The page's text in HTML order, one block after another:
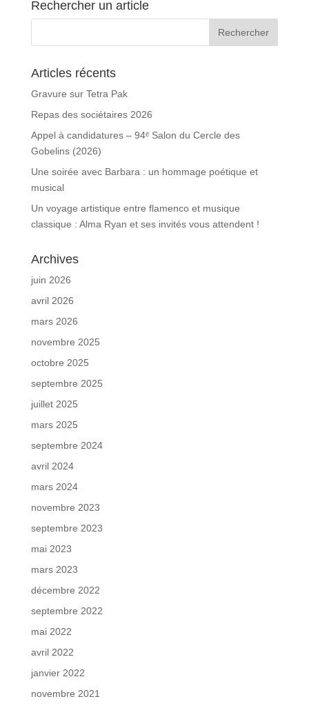
Rechercher un article
Articles récents
Gravure sur Tetra Pak
Repas des sociétaires 2026
Appel à candidatures – 94ᵉ Salon du Cercle des
Gobelins (2026)
Une soirée avec Barbara : un hommage poétique et
musical
Un voyage artistique entre flamenco et musique
classique : Alma Ryan et ses invités vous attendent !
Archives
juin 2026
avril 2026
mars 2026
novembre 2025
octobre 2025
septembre 2025
juillet 2025
mars 2025
septembre 2024
avril 2024
mars 2024
novembre 2023
septembre 2023
mai 2023
mars 2023
décembre 2022
septembre 2022
mai 2022
avril 2022
janvier 2022
novembre 2021